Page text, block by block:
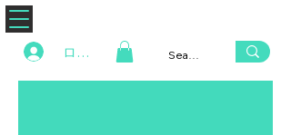
ログイン